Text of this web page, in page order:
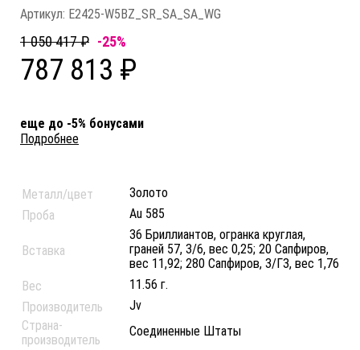
Артикул: E2425-W5BZ_SR_SA_SA_WG
1 050 417 ₽ -25%
787 813 ₽
еще до -5% бонусами
Подробнее
Металл/цвет
Золото
Проба
Au 585
Вставка
36 Бриллиантов, огранка круглая,
граней 57, 3/6, вес 0,25; 20 Сапфиров,
вес 11,92; 280 Сапфиров, 3/Г3, вес 1,76
Вес
11.56 г.
Производитель
Jv
Страна-
производитель
Соединенные Штаты